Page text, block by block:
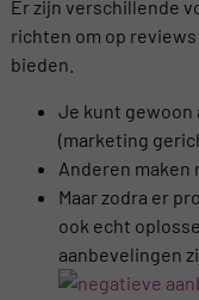
Er zijn verschillende
richten om op
bieden.
Je kunt gewoon
(marketing
Anderen maken
Maar zodra er
ook echt
aanbevelingen